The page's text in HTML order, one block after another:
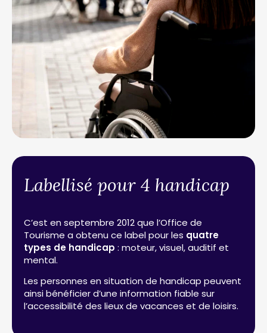
Labellisé pour 4 handicap
C’est en septembre 2012 que l’Office de
Tourisme a obtenu ce label pour les quatre
types de handicap : moteur, visuel, auditif et
mental.
Les personnes en situation de handicap peuvent
ainsi bénéficier d’une information fiable sur
l’accessibilité des lieux de vacances et de loisirs.